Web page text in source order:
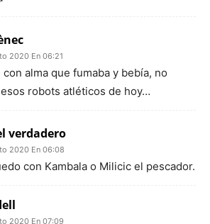
2020 En 06:21
con alma que fumaba y bebía, no
robots atléticos de hoy…
verdadero
2020 En 06:08
con Kambala o Milicic el pescador.
2020 En 07:09